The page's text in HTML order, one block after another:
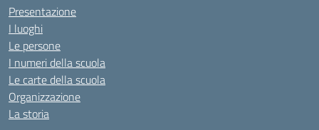
Presentazione
I luoghi
Le persone
I numeri della scuola
Le carte della scuola
Organizzazione
La storia